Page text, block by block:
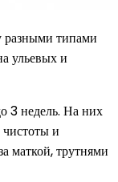
разными типами
ульевых и
3 недель. На них
чистоты и
маткой, трутнями